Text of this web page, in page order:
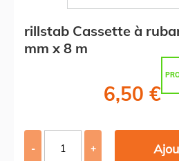
rillstab Cassette à
mm x 8 m
6,50 €
- +